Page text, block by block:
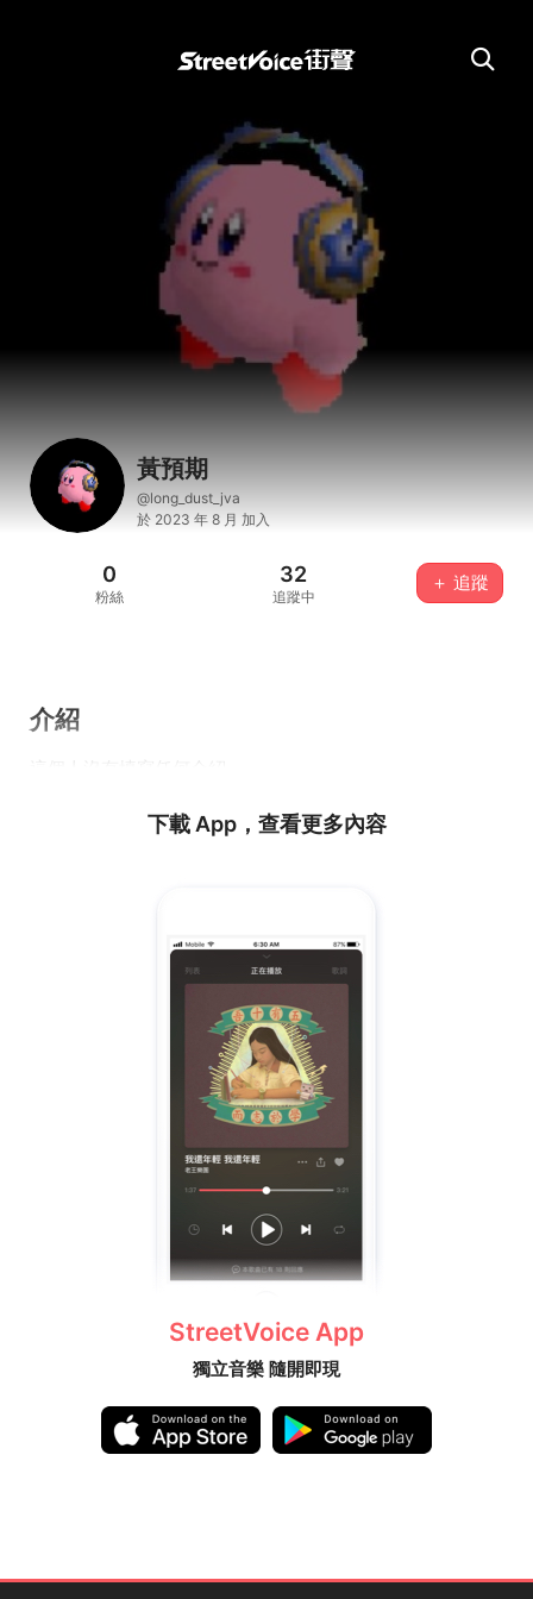
黃預期
@long_dust_jva
於 2023 年 8 月 加入
0
粉絲
32
追蹤中
＋ 追蹤
介紹
下載 App，查看更多內容
StreetVoice App
獨立音樂 隨開即現